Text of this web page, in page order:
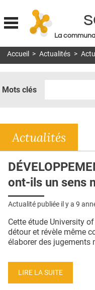
La
MON COMPTE
DOSSIERS
RÉSEAUX
E-REVUE SAD
QUI SOMMES-NOUS ?
CONDITIONS GÉNÉRALES
Accueil > Actualités >
Mots clés
Actualités
ont-ils un sens
Actualité publiée il y a 9
Cette étude University
détour et révèle même
élaborer des jugements
LIRE LA SUITE